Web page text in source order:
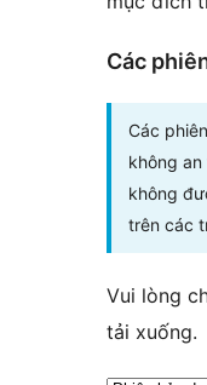
Các
Các
không an
không
trên các
Vui lòng
tải xuống.